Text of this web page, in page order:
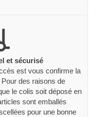
et sécurisé
est vous confirme la
des raisons de
le colis soit déposé en
sont emballés
pour une bonne